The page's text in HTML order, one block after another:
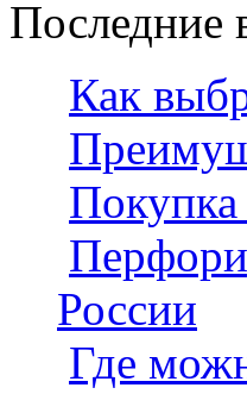
Последние
Как
Покупка
России
Где